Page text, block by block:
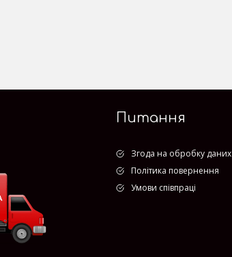
Питання
Згода на обробку даних
Політика повернення
Умови співпраці